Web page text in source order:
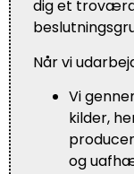
dig et
Når vi
Vi
kilder,
og